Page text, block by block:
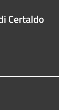
Certaldo